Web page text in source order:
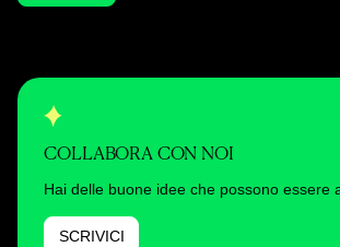
COLLABORA CON NOI
Hai delle buone idee che possono essere
SCRIVICI